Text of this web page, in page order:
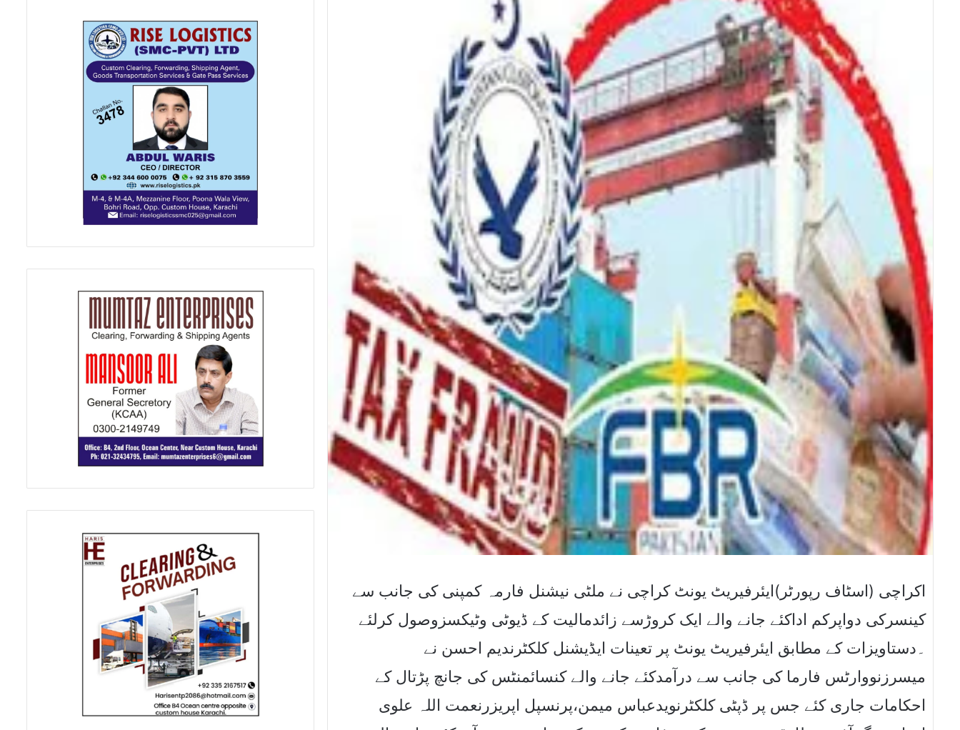
اکراچی (اسٹاف رپورٹر)ایئرفیریٹ یونٹ کراچی نے ملٹی نیشنل فارمہ کمپنی کی جانب سے
کینسرکی دواپرکم اداکئے جانے والے ایک کروڑسے زائدمالیت کے ڈیوٹی وٹیکسزوصول کرلئے
۔دستاویزات کے مطابق ایئرفیریٹ یونٹ پر تعینات ایڈیشنل کلکٹرندیم احسن نے
میسرزنووارٹس فارما کی جانب سے درآمدکئے جانے والے کنسائمنٹس کی جانچ پڑتال کے
احکامات جاری کئے جس پر ڈپٹی کلکٹرنویدعباس میمن،پرنسپل اپریزرنعمت اللہ علوی